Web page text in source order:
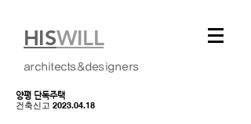
HISWILL
architects&designers
양평 단독주택​
건축신고 2023.04.18